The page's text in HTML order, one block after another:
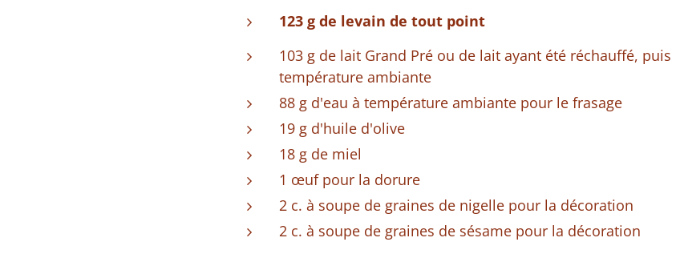
123 g de levain de tout point
103 g de lait Grand Pré ou de lait ayant été réchauffé,
température ambiante
88 g d'eau à température ambiante pour le frasage
19 g d'huile d'olive
18 g de miel
1 œuf pour la dorure
2 c. à soupe de graines de nigelle pour la décoration
2 c. à soupe de graines de sésame pour la décoration